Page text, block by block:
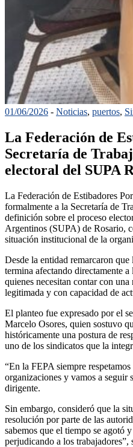
01/06/2026 - Noticias, puertos,
La Federación de
Secretaría de
electoral del SUPA
La Federación de Estibadores
formalmente a la Secretaría de
definición sobre el proceso
Argentinos (SUPA) de Rosario,
situación institucional de la
Desde la entidad remarcaron
termina afectando directamente a
quienes necesitan contar con
legitimada y con capacidad de
El planteo fue expresado por el
Marcelo Osores, quien sostuvo
históricamente una postura de
uno de los sindicatos que la
“En la FEPA siempre
organizaciones y vamos a seguir
dirigente.
Sin embargo, consideró que la
resolución por parte de las
sabemos que el tiempo se agotó
perjudicando a los trabajadores”,